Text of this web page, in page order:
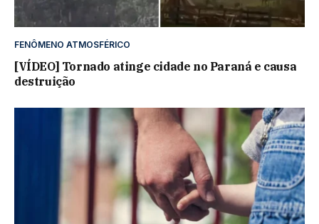
FENÔMENO ATMOSFÉRICO
[VÍDEO] Tornado atinge cidade no Paraná e causa
destruição